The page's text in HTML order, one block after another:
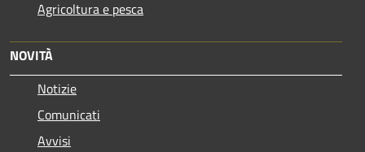
Agricoltura e pesca
NOVITÀ
Notizie
Comunicati
Avvisi